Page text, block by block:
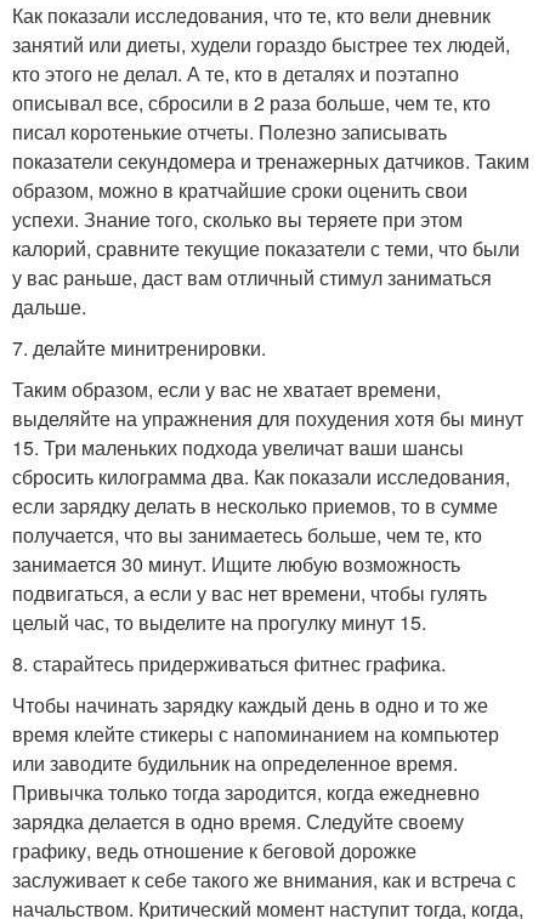
Как показали исследования, что те, кто вели дневник
занятий или диеты, худели гораздо быстрее тех людей,
кто этого не делал. А те, кто в деталях и поэтапно
описывал все, сбросили в 2 раза больше, чем те, кто
писал коротенькие отчеты. Полезно записывать
показатели секундомера и тренажерных датчиков. Таким
образом, можно в кратчайшие сроки оценить свои
успехи. Знание того, сколько вы теряете при этом
калорий, сравните текущие показатели с теми, что были
у вас раньше, даст вам отличный стимул заниматься
дальше.
7. делайте минитренировки.
Таким образом, если у вас не хватает времени,
выделяйте на упражнения для похудения хотя бы минут
15. Три маленьких подхода увеличат ваши шансы
сбросить килограмма два. Как показали исследования,
если зарядку делать в несколько приемов, то в сумме
получается, что вы занимаетесь больше, чем те, кто
занимается 30 минут. Ищите любую возможность
подвигаться, а если у вас нет времени, чтобы гулять
целый час, то выделите на прогулку минут 15.
8. старайтесь придерживаться фитнес графика.
Чтобы начинать зарядку каждый день в одно и то же
время клейте стикеры с напоминанием на компьютер
или заводите будильник на определенное время.
Привычка только тогда зародится, когда ежедневно
зарядка делается в одно время. Следуйте своему
графику, ведь отношение к беговой дорожке
заслуживает к себе такого же внимания, как и встреча с
начальством. Критический момент наступит тогда, когда,